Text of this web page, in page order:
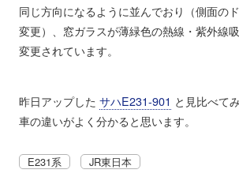
同じ方向になるように並んでおり（側面の
変更）、窓ガラスが薄緑色の熱線・紫外線
変更されています。
昨日アップした サハE231-901 と見比べて
車の違いがよく分かると思います。
E231系 JR東日本